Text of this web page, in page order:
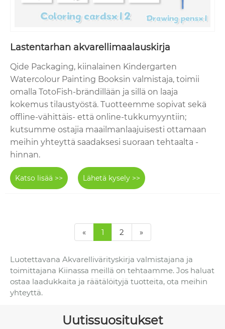
Lastentarhan akvarellimaalauskirja
Qide Packaging, kiinalainen Kindergarten
Watercolour Painting Booksin valmistaja, toimii
omalla TotoFish-brändillään ja sillä on laaja
kokemus tilaustyöstä. Tuotteemme sopivat sekä
offline-vähittäis- että online-tukkumyyntiin;
kutsumme ostajia maailmanlaajuisesti ottamaan
meihin yhteyttä saadaksesi suoraan tehtaalta -
hinnan.
Katso lisää >> Lähetä kysely >>
« 1 2 »
Luotettavana Akvarellivärityskirja valmistajana ja
toimittajana Kiinassa meillä on tehtaamme. Jos haluat
ostaa laadukkaita ja räätälöityjä tuotteita, ota meihin
yhteyttä.
Uutissuositukset